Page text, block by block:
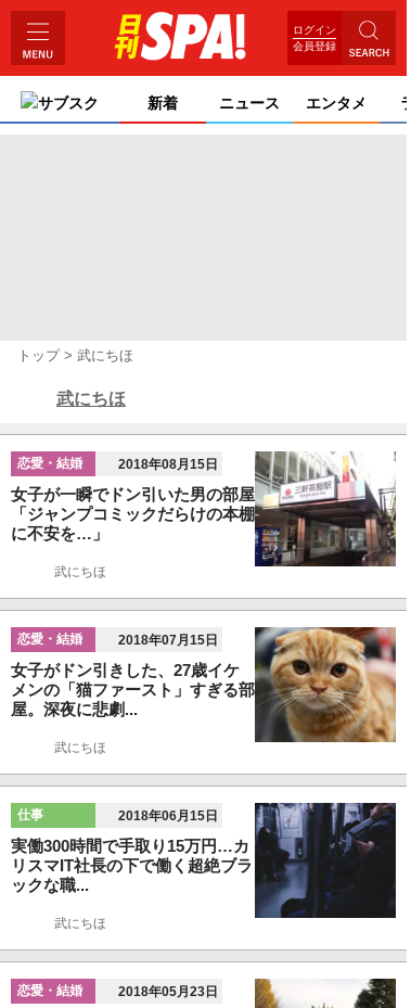
ログイン
会員登録
サブスク 新着 ニュース エンタメ
トップ 武にちほ
武にちほ
恋愛・結婚 2018年08月15日
女子が一瞬でドン引いた男の部屋
「ジャンプコミックだらけの本棚
に不安を…」
武にちほ
恋愛・結婚 2018年07月15日
女子がドン引きした、27歳イケ
メンの「猫ファースト」すぎる部
屋。深夜に悲劇...
武にちほ
仕事 2018年06月15日
実働300時間で手取り15万円…カ
リスマIT社長の下で働く超絶ブラ
ックな職...
武にちほ
恋愛・結婚 2018年05月23日